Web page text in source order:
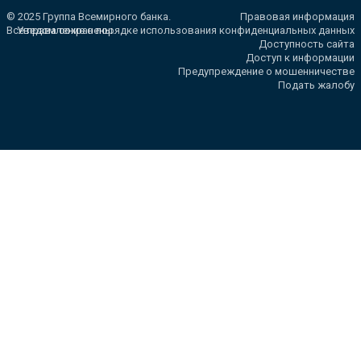
© 2025 Группа Всемирного банка.
Все права сохранены.
Правовая информация
Уведомление о порядке использования конфиденциальных данных
Доступность сайта
Доступ к информации
Предупреждение о мошенничестве
Подать жалобу